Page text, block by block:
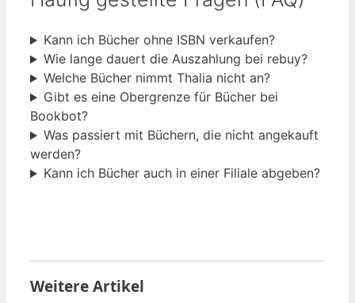
Kann ich Bücher ohne ISBN verkaufen?
Wie lange dauert die Auszahlung bei rebuy?
Welche Bücher nimmt Thalia nicht an?
Gibt es eine Obergrenze für Bücher bei
Bookbot?
Was passiert mit Büchern, die nicht angekauft
werden?
Kann ich Bücher auch in einer Filiale abgeben?
Weitere Artikel